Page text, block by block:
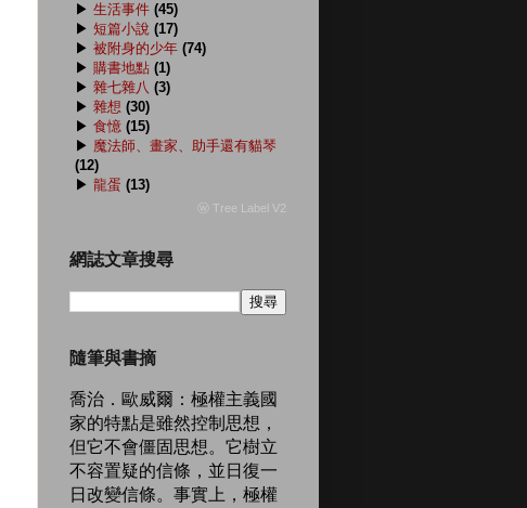
▶ 生活事件 (45)
▶ 短篇小說 (17)
▶ 被附身的少年 (74)
▶ 購書地點 (1)
▶ 雜七雜八 (3)
▶ 雜想 (30)
▶ 食憶 (15)
▶ 魔法師、畫家、助手還有貓琴
(12)
▶ 龍蛋 (13)
ⓦ Tree Label V2
網誌文章搜尋
隨筆與書摘
喬治．歐威爾：極權主義國
家的特點是雖然控制思想，
但它不會僵固思想。它樹立
不容置疑的信條，並日復一
日改變信條。事實上，極權